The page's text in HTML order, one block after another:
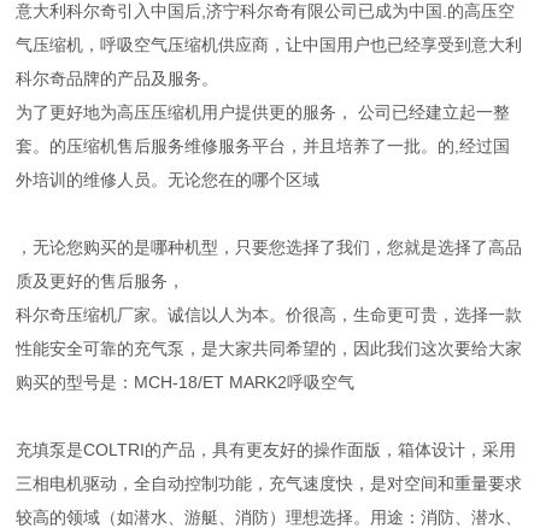
意大利科尔奇引入中国后,济宁科尔奇有限公司已成为中国.的高压空
气压缩机，呼吸空气压缩机供应商，让中国用户也已经享受到意大利
科尔奇品牌的产品及服务。
为了更好地为高压压缩机用户提供更的服务， 公司已经建立起一整
套。的压缩机售后服务维修服务平台，并且培养了一批。的,经过国
外培训的维修人员。无论您在的哪个区域
，无论您购买的是哪种机型，只要您选择了我们，您就是选择了高品
质及更好的售后服务，
科尔奇压缩机厂家。诚信以人为本。价很高，生命更可贵，选择一款
性能安全可靠的充气泵，是大家共同希望的，因此我们这次要给大家
购买的型号是：MCH-18/ET MARK2呼吸空气
充填泵是COLTRI的产品，具有更友好的操作面版，箱体设计，采用
三相电机驱动，全自动控制功能，充气速度快，是对空间和重量要求
较高的领域（如潜水、游艇、消防）理想选择。用途：消防、潜水、